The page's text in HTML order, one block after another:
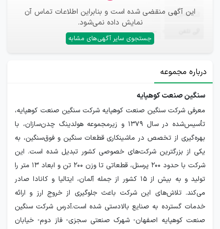
این آگهی منقضی شده است و بنابراین اطلاعات تماس آن
نمایش داده نمی‌شود.
جستجوی سایر آگهی‌های مشابه
ایمیل —
—
درباره مجموعه
سنگین صنعت کوهپایه
معرفی شرکت سنگین صنعت کوهپایه شرکت سنگین صنعت کوهپایه،
تأسیس‌شده در سال ۱۳۷۹ و زیرمجموعه هولدینگ چدن‌سازان، با
بهره‌گیری از تخصص در ماشینکاری قطعات سنگین و فوق‌سنگین، به
یکی از بزرگترین شرکت‌های خصوصی کشور تبدیل شده است. این
شرکت با حدود ۲۰۰ پرسنل، قطعاتی تا وزن ۲۰۰ تن و ابعاد ۱۳ متر را
تولید و به بیش از ۱۵ کشور از جمله آلمان، ایتالیا و کانادا صادر
می‌کند. تلاش‌های این شرکت باعث جلوگیری از خروج ارز و ارائه
خدمات گسترده به صنایع بالادستی شده است.آدرس شرکت سنگین
صنعت کوهپایه اصفهان- شهرک صنعتی سجزی- فاز دوم- خیابان